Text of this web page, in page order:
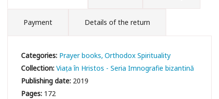
Payment Details of the return
Categories: Prayer books Orthodox Spirituality
Collection:Viața în Hristos - Seria Imnografie bizantină
Publishing date: 2019
Pages: 172